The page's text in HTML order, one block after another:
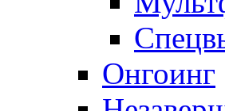
Онгоинг